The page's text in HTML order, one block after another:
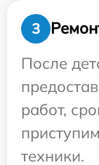
3
После
работ,
техники.